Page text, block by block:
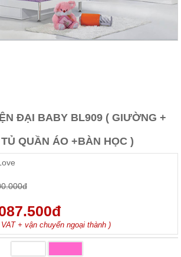
ĐẠI BABY BL909 ( GIƯỜNG +
QUẦN ÁO +BÀN HỌC )
+ vận chuyển ngoại thành )